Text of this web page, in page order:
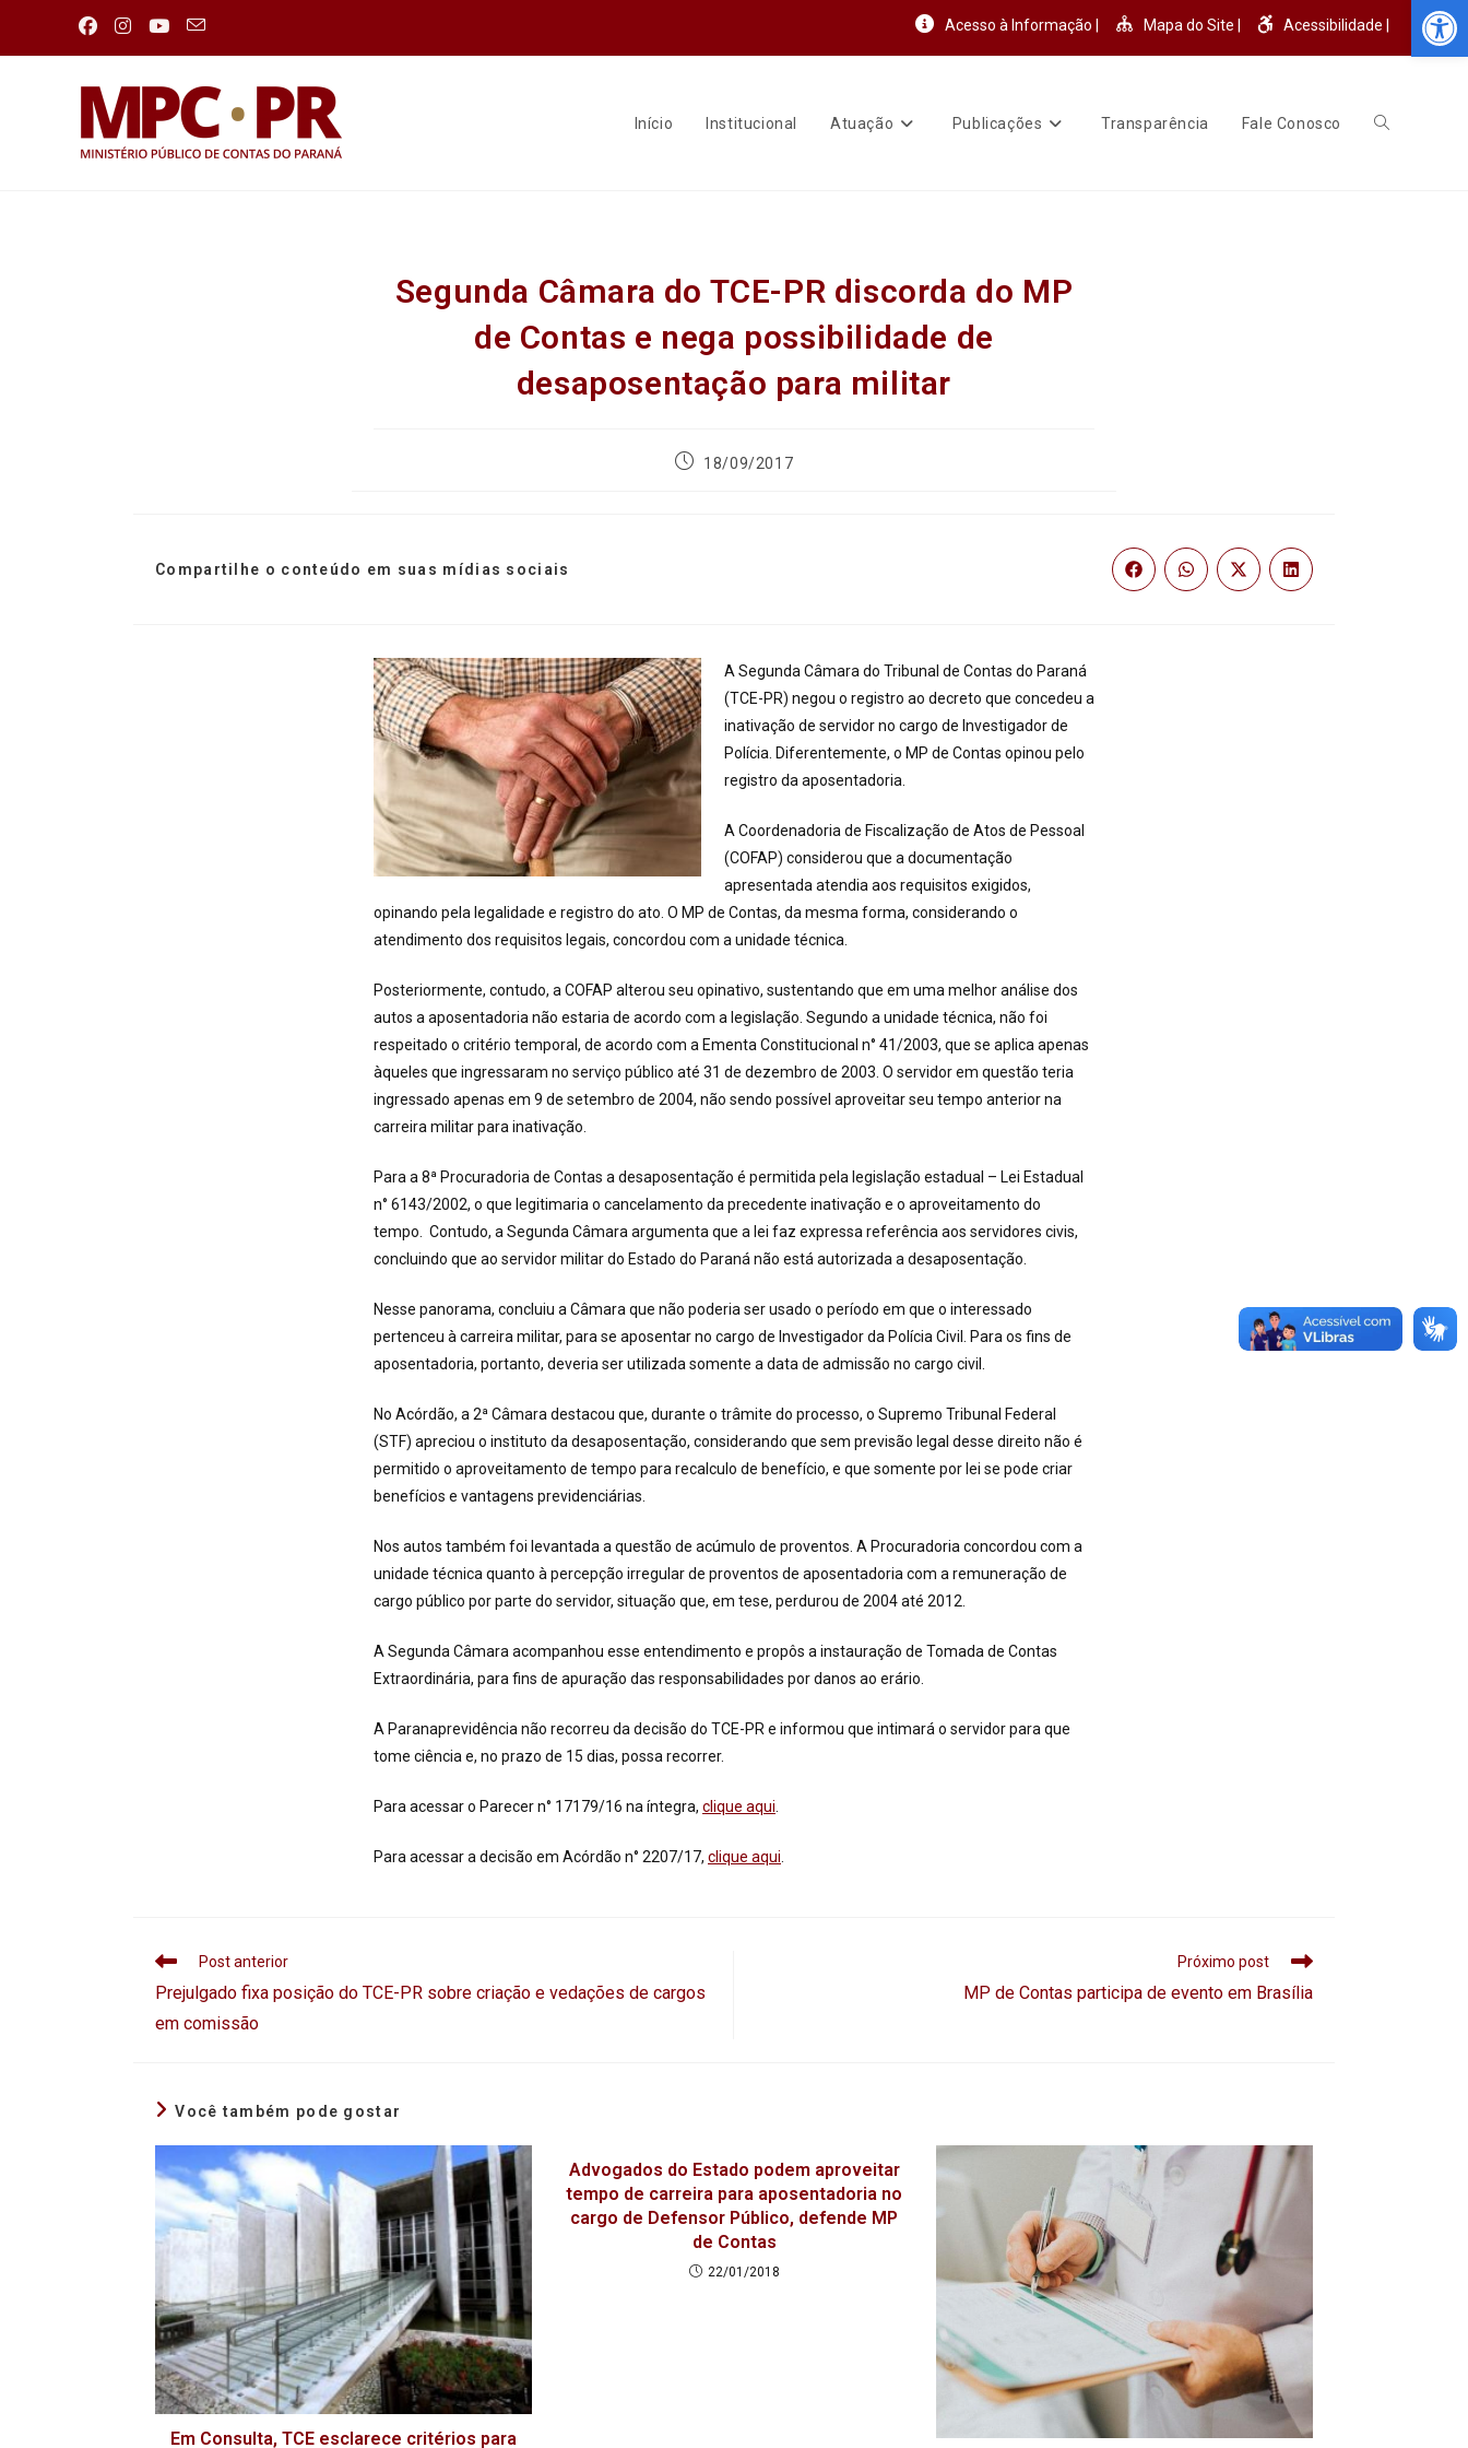
Acesso à Informação | Mapa do Site | Acessibilidade |
Início Institucional Atuação Publicações Transparência Fale Conosco
Segunda Câmara do TCE-PR discorda do MP
de Contas e nega possibilidade de
desaposentação para militar
18/09/2017
Compartilhe o conteúdo em suas mídias sociais
A Segunda Câmara do Tribunal de Contas do Paraná
(TCE-PR) negou o registro ao decreto que concedeu a
inativação de servidor no cargo de Investigador de
Polícia. Diferentemente, o MP de Contas opinou pelo
registro da aposentadoria.
A Coordenadoria de Fiscalização de Atos de Pessoal
(COFAP) considerou que a documentação
apresentada atendia aos requisitos exigidos,
opinando pela legalidade e registro do ato. O MP de Contas, da mesma forma, considerando o
atendimento dos requisitos legais, concordou com a unidade técnica.
Posteriormente, contudo, a COFAP alterou seu opinativo, sustentando que em uma melhor análise dos
autos a aposentadoria não estaria de acordo com a legislação. Segundo a unidade técnica, não foi
respeitado o critério temporal, de acordo com a Ementa Constitucional n° 41/2003, que se aplica apenas
àqueles que ingressaram no serviço público até 31 de dezembro de 2003. O servidor em questão teria
ingressado apenas em 9 de setembro de 2004, não sendo possível aproveitar seu tempo anterior na
carreira militar para inativação.
Para a 8ª Procuradoria de Contas a desaposentação é permitida pela legislação estadual – Lei Estadual
n° 6143/2002, o que legitimaria o cancelamento da precedente inativação e o aproveitamento do
tempo. Contudo, a Segunda Câmara argumenta que a lei faz expressa referência aos servidores civis,
concluindo que ao servidor militar do Estado do Paraná não está autorizada a desaposentação.
Nesse panorama, concluiu a Câmara que não poderia ser usado o período em que o interessado
pertenceu à carreira militar, para se aposentar no cargo de Investigador da Polícia Civil. Para os fins de
aposentadoria, portanto, deveria ser utilizada somente a data de admissão no cargo civil.
No Acórdão, a 2ª Câmara destacou que, durante o trâmite do processo, o Supremo Tribunal Federal
(STF) apreciou o instituto da desaposentação, considerando que sem previsão legal desse direito não é
permitido o aproveitamento de tempo para recalculo de benefício, e que somente por lei se pode criar
benefícios e vantagens previdenciárias.
Nos autos também foi levantada a questão de acúmulo de proventos. A Procuradoria concordou com a
unidade técnica quanto à percepção irregular de proventos de aposentadoria com a remuneração de
cargo público por parte do servidor, situação que, em tese, perdurou de 2004 até 2012.
A Segunda Câmara acompanhou esse entendimento e propôs a instauração de Tomada de Contas
Extraordinária, para fins de apuração das responsabilidades por danos ao erário.
A Paranaprevidência não recorreu da decisão do TCE-PR e informou que intimará o servidor para que
tome ciência e, no prazo de 15 dias, possa recorrer.
Para acessar o Parecer n° 17179/16 na íntegra, clique aqui
Para acessar a decisão em Acórdão n° 2207/17, clique aqui
Post anterior
Prejulgado fixa posição do TCE-PR sobre criação e vedações de cargos
em comissão
Próximo post
MP de Contas participa de evento em Brasília
Você também pode gostar
Em Consulta, TCE esclarece critérios para
Advogados do Estado podem aproveitar
tempo de carreira para aposentadoria no
cargo de Defensor Público, defende MP
de Contas
22/01/2018